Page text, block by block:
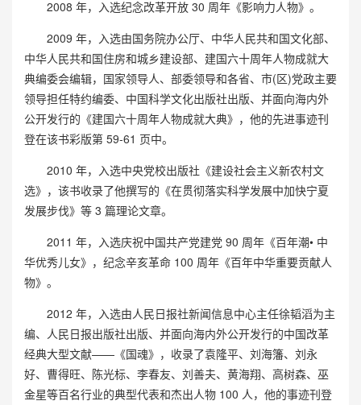
2008 年，入选纪念改革开放 30 周年《影响力人物》。
2009 年，入选由国务院办公厅、中华人民共和国文化部、
中华人民共和国住房和城乡建设部、建国六十周年人物成就大
典编委会编辑，国家领导人、部委领导和各省、市(区)党政主要
领导担任特约编委、中国科学文化出版社出版、并面向海内外
公开发行的《建国六十周年人物成就大典》，他的先进事迹刊
登在该书彩版第 59-61 页中。
2010 年，入选中央党校出版社《建设社会主义新农村文
选》，该书收录了他撰写的《在贯彻落实科学发展中加快宁夏
发展步伐》等 3 篇理论文章。
2011 年，入选庆祝中国共产党建党 90 周年《百年潮• 中
华优秀儿女》，纪念辛亥革命 100 周年《百年中华重要贡献人
物》。
2012 年，入选由人民日报社新闻信息中心主任徐韬滔为主
编、人民日报出版社出版、并面向海内外公开发行的中国改革
经典大型文献——《国魂》，收录了袁隆平、刘海籓、刘永
好、曹得旺、陈光标、李春友、刘善夫、黄海翔、高树森、巫
金星等百名行业的典型代表和杰出人物 100 人，他的事迹刊登